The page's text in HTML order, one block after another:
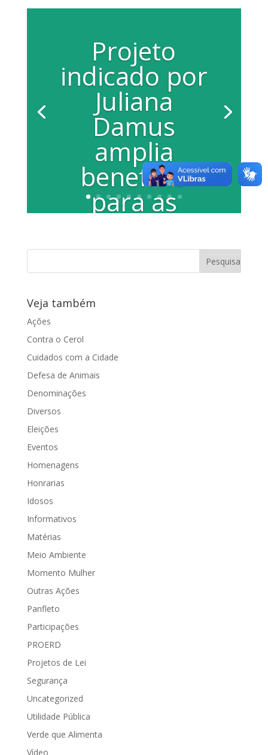
Projeto
indicado por
Juliana
Damus
amplia
benefício
para as
com perda
gestacional
https://www.youtube.com/watch?
Veja também
Ações
Contra o Cerol
Cuidados com a Cidade
Defesa de Animais
Denominações
Diversos
Eleições
Eventos
Homenagens
Honrarias
Idosos
Informativos
Matérias
Meio Ambiente
Momento Mulher
Outras Ações
Panfleto
Participações
PROERD
Projetos de Lei
Segurança
Uncategorized
Utilidade Pública
Verde que Alimenta
Vídeo